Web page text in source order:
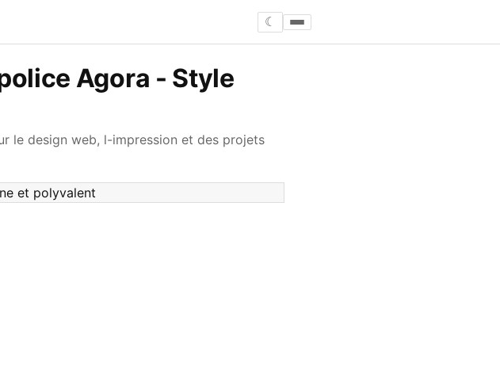
☾
Agora - Style
le design web, l-impression et des projets